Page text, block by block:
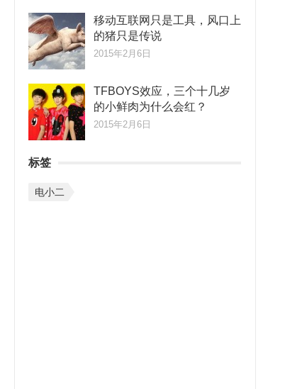
移动互联网只是工具，风口上
的猪只是传说
2015年2月6日
TFBOYS效应，三个十几岁
的小鲜肉为什么会红？
2015年2月6日
标签
电小二